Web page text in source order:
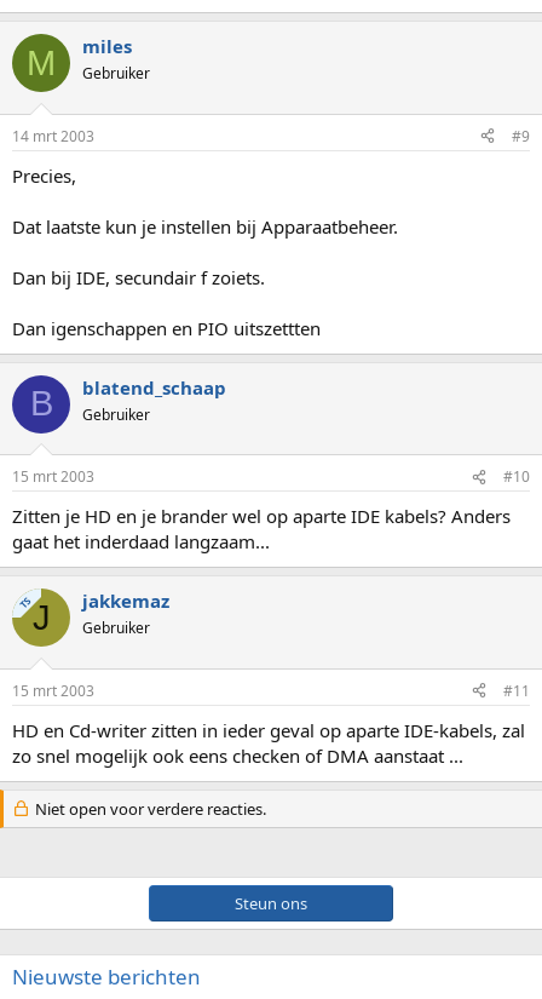
M miles
Gebruiker
14 mrt 2003 #9
Precies,
Dat laatste kun je instellen bij Apparaatbeheer.
Dan bij IDE, secundair f zoiets.
Dan igenschappen en PIO uitszettten
B blatend_schaap
Gebruiker
15 mrt 2003 #10
Zitten je HD en je brander wel op aparte IDE kabels? Anders
gaat het inderdaad langzaam...
TSJ jakkemaz
Gebruiker
15 mrt 2003 #11
HD en Cd-writer zitten in ieder geval op aparte IDE-kabels, zal
zo snel mogelijk ook eens checken of DMA aanstaat ...
Niet open voor verdere reacties.
Steun ons
Nieuwste berichten